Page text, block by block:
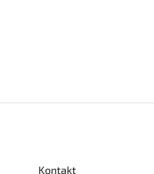
Kontakt